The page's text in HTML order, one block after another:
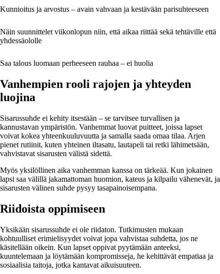
Kunnioitus ja arvostus – avain vahvaan ja kestävään parisuhteeseen
Näin suunnittelet viikonlopun niin, että aikaa riittää sekä tehtäville että
yhdessäololle
Saa talous luomaan perheeseen rauhaa – ei huolia
Vanhempien rooli rajojen ja yhteyden
luojina
Sisarussuhde ei kehity itsestään – se tarvitsee turvallisen ja
kannustavan ympäristön. Vanhemmat luovat puitteet, joissa lapset
voivat kokea yhteenkuuluvuutta ja samalla saada omaa tilaa. Arjen
pienet rutiinit, kuten yhteinen iltasatu, lautapeli tai retki lähimetsään,
vahvistavat sisarusten välistä sidettä.
Myös yksilöllinen aika vanhemman kanssa on tärkeää. Kun jokainen
lapsi saa välillä jakamattoman huomion, kateus ja kilpailu vähenevät, ja
sisarusten välinen suhde pysyy tasapainoisempana.
Riidoista oppimiseen
Yksikään sisarussuhde ei ole riidaton. Tutkimusten mukaan
kohtuulliset erimielisyydet voivat jopa vahvistaa suhdetta, jos ne
käsitellään oikein. Kun lapset oppivat pyytämään anteeksi,
kuuntelemaan ja löytämään kompromisseja, he kehittävät empatiaa ja
sosiaalisia taitoja, jotka kantavat aikuisuuteen.